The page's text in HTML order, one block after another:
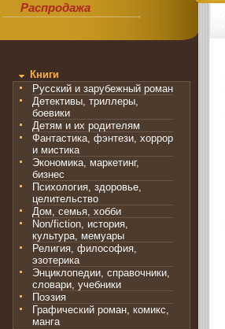
Распродажа
Книги
Русский и зарубежный роман
Детективы, триллеры,
боевики
Детям и их родителям
Фантастика, фэнтези, хоррор
и мистика
Экономика, маркетинг,
бизнес
Психология, здоровье,
целительство
Дом, семья, хобби
Non/fiction, история,
культура, мемуары
Религия, философия,
эзотерика
Энциклопедии, справочники,
словари, учебники
Поэзия
Графический роман, комикс,
манга